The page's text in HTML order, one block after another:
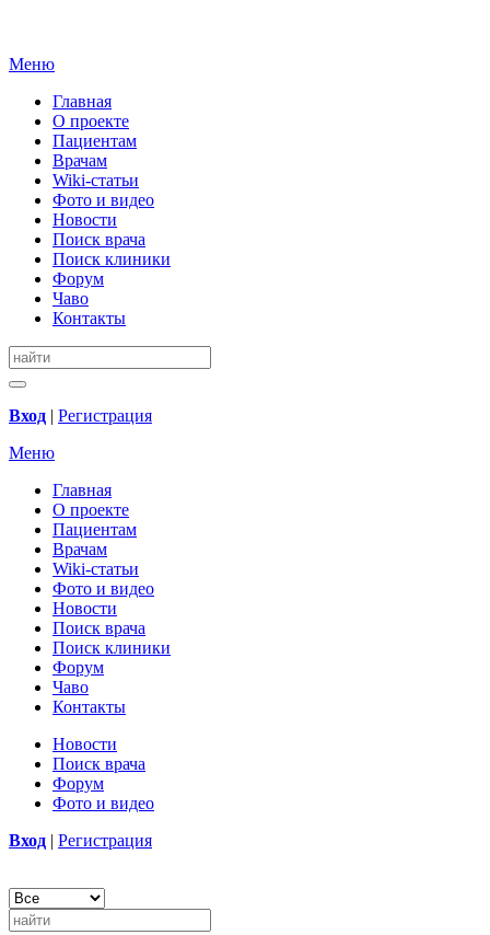
Меню
Главная
О проекте
Пациентам
Врачам
Wiki-статьи
Фото и видео
Новости
Поиск врача
Поиск клиники
Форум
Чаво
Контакты
Вход | Регистрация
Меню
Главная
О проекте
Пациентам
Врачам
Wiki-статьи
Фото и видео
Новости
Поиск врача
Поиск клиники
Форум
Чаво
Контакты
Новости
Поиск врача
Форум
Фото и видео
Вход | Регистрация